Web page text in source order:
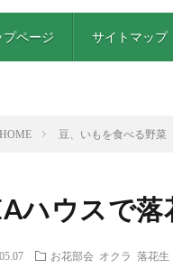
プページ サイトマップ
HOME 豆、いもを食べる野菜
ハウスで落
お花部会 オクラ 落花生